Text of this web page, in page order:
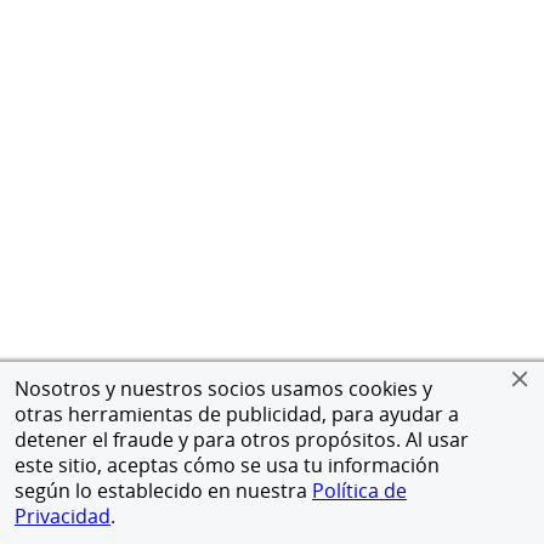
Nosotros y nuestros socios usamos cookies y
otras herramientas de publicidad, para ayudar a
detener el fraude y para otros propósitos. Al usar
este sitio, aceptas cómo se usa tu información
según lo establecido en nuestra Política de
Privacidad.